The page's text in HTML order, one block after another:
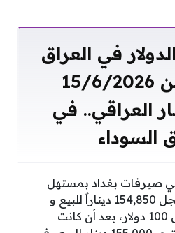
في العراق
اليوم الاثنين 15/6/2026
العراقي.. في
السوداء
صيرفات بغداد بمستهل
تعاملات اليوم الاثنين لتسجل 154,850 ديناراً للبيع و
154,350 ديناراً للشراء لكل 100 دولار، بعد أن كانت